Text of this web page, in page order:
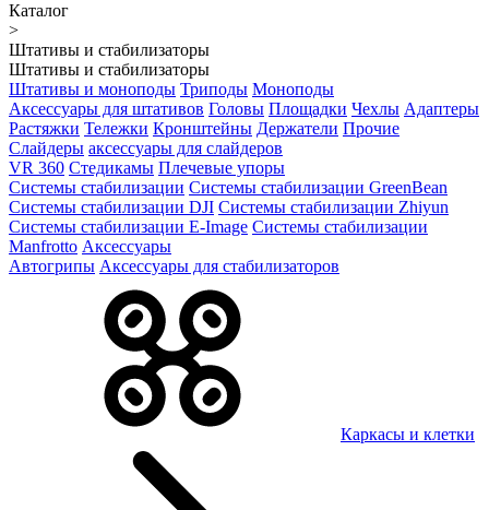
Каталог
>
Штативы и стабилизаторы
Штативы и стабилизаторы
Штативы и моноподы Триподы Моноподы
Аксессуары для штативов Головы Площадки Чехлы Адаптеры
Растяжки Тележки Кронштейны Держатели Прочие
Слайдеры аксессуары для слайдеров
VR 360 Стедикамы Плечевые упоры
Системы стабилизации Системы стабилизации GreenBean
Системы стабилизации DJI Системы стабилизации Zhiyun
Системы стабилизации E-Image Системы стабилизации
Manfrotto Аксессуары
Автогрипы Аксессуары для стабилизаторов
Каркасы и клетки